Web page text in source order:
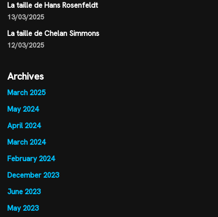
La taille de Hans Rosenfeldt
13/03/2025
La taille de Chelan Simmons
12/03/2025
Archives
March 2025
May 2024
April 2024
March 2024
February 2024
December 2023
June 2023
May 2023